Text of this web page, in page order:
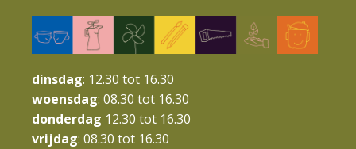
i
g
a
t
i
dinsdag: 12.30 tot 16.30
woensdag: 08.30 tot 16.30
donderdag 12.30 tot 16.30
vrijdag: 08.30 tot 16.30